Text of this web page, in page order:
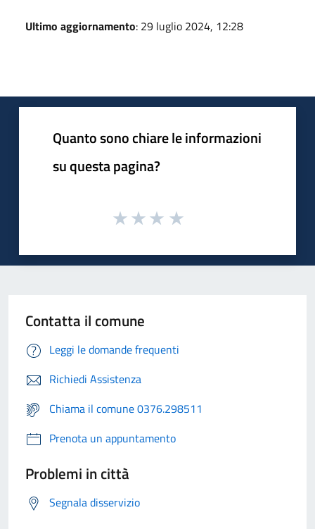
Ultimo aggiornamento: 29 luglio 2024, 12:28
Quanto sono chiare le informazioni
su questa pagina?
Contatta il comune
Leggi le domande frequenti
Richiedi Assistenza
Chiama il comune 0376.298511
Prenota un appuntamento
Problemi in città
Segnala disservizio